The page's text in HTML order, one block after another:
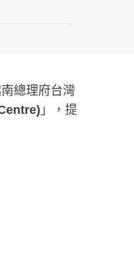
總理府台灣
」，提